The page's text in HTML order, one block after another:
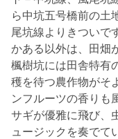
ら中坑五号橋前の土
尾坑線よりきついで
かある以外は、田畑
楓樹坑には田舎特有
穫を待つ農作物がそ
ンフルーツの香りも
サギが優雅に飛び、
ュージックを奏でて
推薦大家傍晚再來，少
吹著微風散散步，或是
把夏天最療癒的田園風
❣貼心提醒
#巴威颱風🌀 來襲，請
必要外出。等風雨過後
#龜山景點 #龜山楓樹坑